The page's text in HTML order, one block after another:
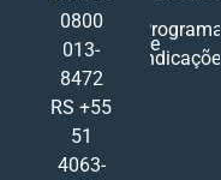
0800
013-
8472
RS +55
51
4063-
Programa
de
Indicações